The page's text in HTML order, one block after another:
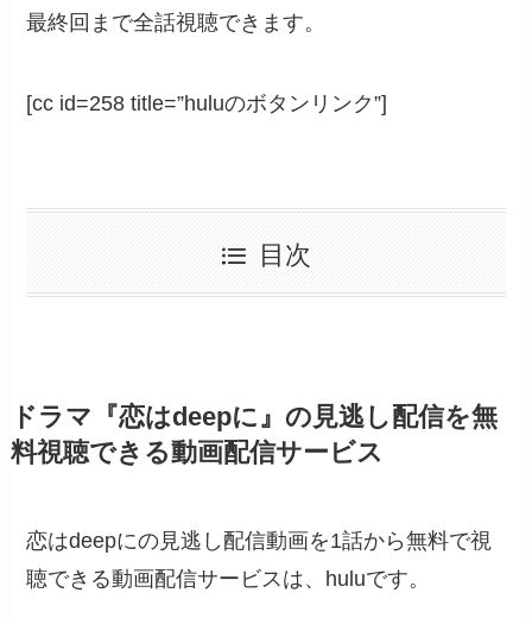
最終回まで全話視聴できます。
[cc id=258 title=”huluのボタンリンク”]
目次
ドラマ『恋はdeepに』の見逃し配信を無
料視聴できる動画配信サービス
恋はdeepにの見逃し配信動画を1話から無料で視
聴できる動画配信サービスは、huluです。